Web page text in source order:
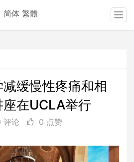
缓慢性疼痛和相
座在UCLA举行
评论 0 点赞
简体 繁體
T
o
t